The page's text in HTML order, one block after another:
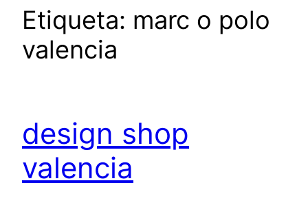
Etiqueta: marc o polo
valencia
design shop
valencia